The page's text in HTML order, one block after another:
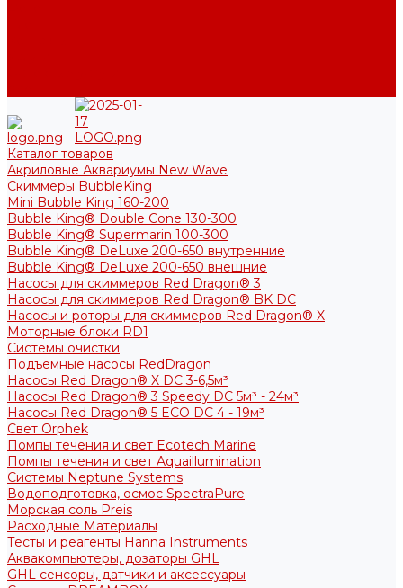
Каталог товаров
Акриловые Аквариумы New Wave
Скиммеры BubbleKing
Mini Bubble King 160-200
Bubble King® Double Cone 130-300
Bubble King® Supermarin 100-300
Bubble King® DeLuxe 200-650 внутренние
Bubble King® DeLuxe 200-650 внешние
Насосы для скиммеров Red Dragon® 3
Насосы для скиммеров Red Dragon® BK DC
Насосы и роторы для скиммеров Red Dragon® X
Моторные блоки RD1
Системы очистки
Подъемные насосы RedDragon
Насосы Red Dragon® X DC 3-6,5м³
Насосы Red Dragon® 3 Speedy DC 5м³ - 24м³
Насосы Red Dragon® 5 ECO DC 4 - 19м³
Свет Orphek
Помпы течения и свет Ecotech Marine
Помпы течения и свет Aquaillumination
Системы Neptune Systems
Водоподготовка, осмос SpectraPure
Морская соль Preis
Расходные Материалы
Тесты и реагенты Hanna Instruments
Аквакомпьютеры, дозаторы GHL
GHL сенсоры, датчики и аксессуары